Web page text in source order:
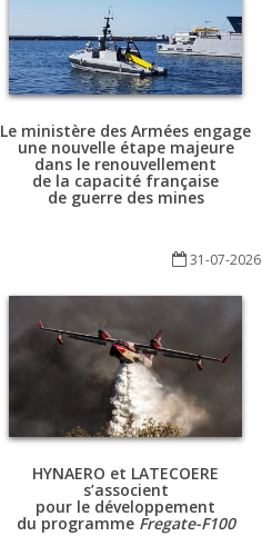
Le ministère des Armées engage
une nouvelle étape majeure
dans le renouvellement
de la capacité française
de guerre des mines
31-07-2026
HYNAERO et LATECOERE
s’associent
pour le développement
du programme Fregate-F100